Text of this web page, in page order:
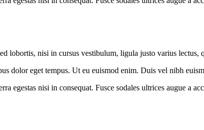
lobortis, nisi in cursus vestibulum, ligula justo varius lectus,
dolor eget tempus. Ut eu euismod enim. Duis vel nibh
egestas nisi in consequat. Fusce sodales ultrices augue a